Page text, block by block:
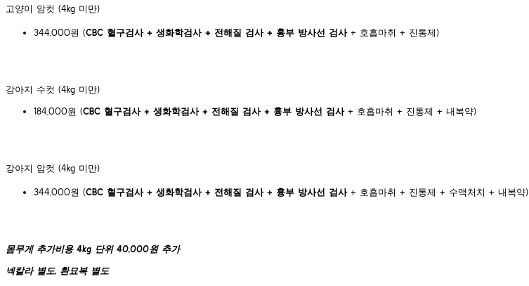
고양이 암컷 (4kg 미만)
344,000원 (CBC 혈구검사 + 생화학검사 + 전해질 검사 + 흉부 방사선 검사+ 호흡마취 + 진통제)​
​강아지 수컷 (4kg 미만)
184,000원 (CBC 혈구검사 + 생화학검사 + 전해질 검사 + 흉부 방사선 검사+ 호흡마취 + 진통제 + 내복약)
강아지 암컷 (4kg 미만)
344,000원 (CBC 혈구검사 + 생화학검사 + 전해질 검사 + 흉부 방사선 검사+ 호흡마취 + 진통제 + 수액처치 + 내복약)
몸무게 추가비용 4kg 단위 40,000원 추가
넥칼라 별도, 환묘복 별도